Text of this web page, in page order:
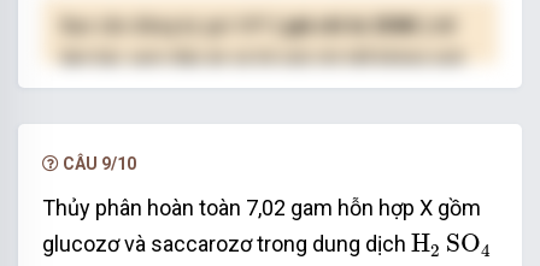
( giá chỉ từ 250K )
làm bài, xem đáp án và lời giải chi tiết không giới
hạn.
CÂU 9/10
Thủy phân hoàn toàn 7,02 gam hỗn hợp X gồm
glucozơ và saccarozơ trong dung dịch H2 SO4
H SO4